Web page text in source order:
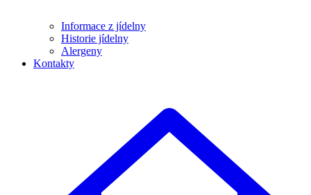
Informace z jídelny
Historie jídelny
Alergeny
Kontakty